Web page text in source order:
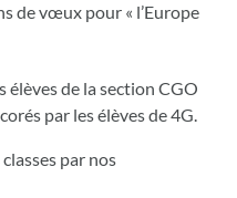
de vœux pour « l’Europe
élèves de la section CGO
par les élèves de 4G.
par nos